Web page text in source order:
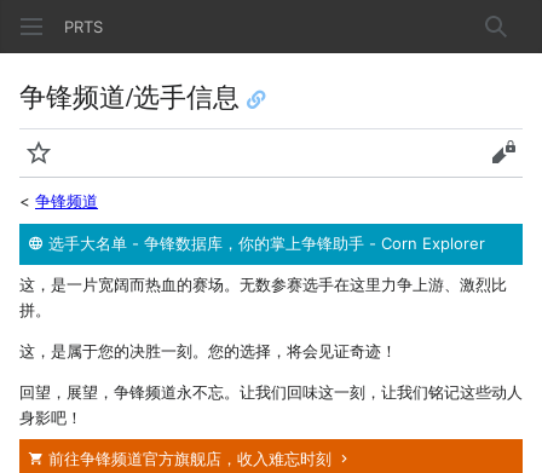
PRTS 搜索
争锋频道/选手信息
监视
查看
< 争锋频道
选手大名单 - 争锋数据库，你的掌上争锋助手 - Corn Explorer
这，是一片宽阔而热血的赛场。无数参赛选手在这里力争上游、激烈比
拼。
这，是属于您的决胜一刻。您的选择，将会见证奇迹！
回望，展望，争锋频道永不忘。让我们回味这一刻，让我们铭记这些动人
身影吧！
前往争锋频道官方旗舰店，收入难忘时刻